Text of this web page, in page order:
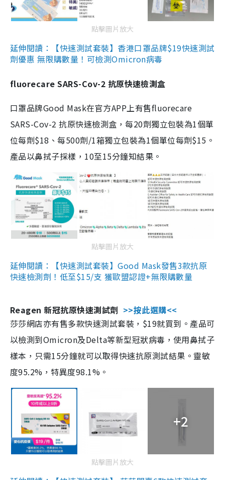
點擊圖片放大
延伸閱讀：【快速測試套裝】香港口罩品牌$19快速測試
劑優惠 無限購數量！可檢測Omicron病毒
fluorecare SARS-Cov-2 抗原快速檢測盒
口罩品牌Good Mask在官方APP上有售fluorecare
SARS-Cov-2 抗原快速檢測盒，每20劑獨立包裝為1個單
位每劑$18、每500劑/1箱獨立包裝為1個單位每劑$15。
產品以鼻拭子採樣，10至15分鐘知結果。
點擊圖片放大
延伸閱讀：【快速測試套裝】Good Mask發售3款抗原
快速檢測劑！低至$15/支 獲歐盟認證+無限購數量
Reagen 新冠抗原快速測試劑 >>按此選購<<
莎莎網店亦有售多款快速測試套裝，$19就買到。產品可
以檢測到Omicron及Delta等新型冠狀病毒，使用鼻拭子
樣本，只需15分鐘就可以取得快速抗原測試結果。靈敏
度95.2%，特異度98.1%。
+2
點擊圖片放大